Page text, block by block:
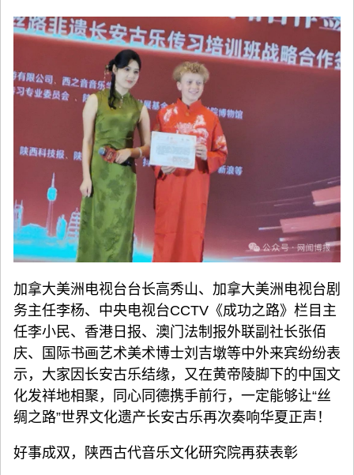
加拿大美洲电视台台长高秀山、加拿大美洲电视台剧
务主任李杨、中央电视台CCTV《成功之路》栏目主
任李小民、香港日报、澳门法制报外联副社长张佰
庆、国际书画艺术美术博士刘吉墩等中外来宾纷纷表
示，大家因长安古乐结缘，又在黄帝陵脚下的中国文
化发祥地相聚，同心同德携手前行，一定能够让“丝
绸之路”世界文化遗产长安古乐再次奏响华夏正声！
好事成双，陕西古代音乐文化研究院再获表彰